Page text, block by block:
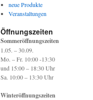
neue Produkte
Veranstaltungen
Öffnungszeiten
Sommeröffnungszeiten
1.05. – 30.09.
Mo. – Fr. 10:00 -13:30
und 15:00 – 18:30 Uhr
Sa. 10:00 – 13:30 Uhr
Winteröffnungszeiten